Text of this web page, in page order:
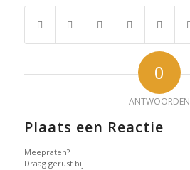
0
ANTWOORDEN
Plaats een Reactie
Meepraten?
Draag gerust bij!